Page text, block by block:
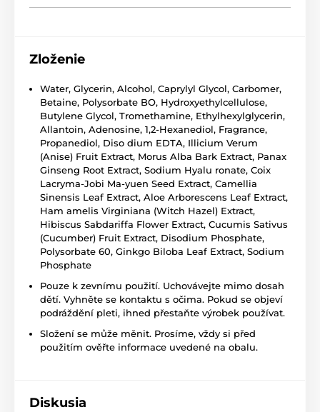
Zloženie
Water, Glycerin, Alcohol, Caprylyl Glycol, Carbomer,
Betaine, Polysorbate BO, Hydroxyethylcellulose,
Butylene Glycol, Tromethamine, Ethylhexylglycerin,
Allantoin, Adenosine, 1,2-Hexanediol, Fragrance,
Propanediol, Diso dium EDTA, Illicium Verum
(Anise) Fruit Extract, Morus Alba Bark Extract, Panax
Ginseng Root Extract, Sodium Hyalu ronate, Coix
Lacryma-Jobi Ma-yuen Seed Extract, Camellia
Sinensis Leaf Extract, Aloe Arborescens Leaf Extract,
Ham amelis Virginiana (Witch Hazel) Extract,
Hibiscus Sabdariffa Flower Extract, Cucumis Sativus
(Cucumber) Fruit Extract, Disodium Phosphate,
Polysorbate 60, Ginkgo Biloba Leaf Extract, Sodium
Phosphate
Pouze k zevnímu použití. Uchovávejte mimo dosah
dětí. Vyhněte se kontaktu s očima. Pokud se objeví
podráždění pleti, ihned přestaňte výrobek používat.
Složení se může měnit. Prosíme, vždy si před
použitím ověřte informace uvedené na obalu.
Diskusia